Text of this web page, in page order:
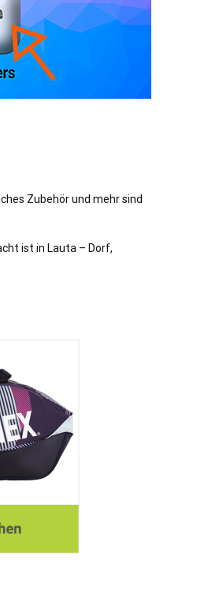
Zubehör und mehr sind
ist in Lauta – Dorf,